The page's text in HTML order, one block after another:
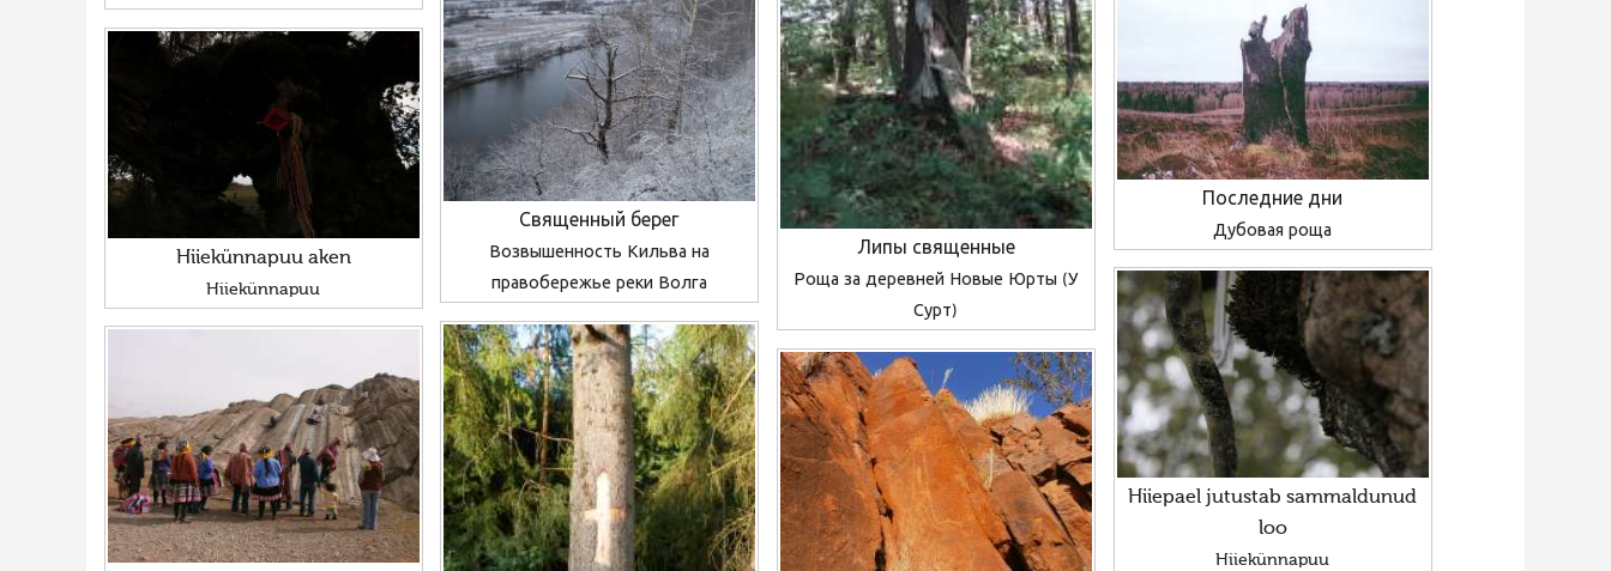
Липы священные
Роща за деревней Новые Юрты (У
Сурт)
Священный берег
Возвышенность Кильва на
правобережье реки Волга
Последние дни
Дубовая роща
Hiiekünnapuu aken
Hiiekünnapuu
Hiiepael jutustab sammaldunud
loo
Hiiekünnapuu